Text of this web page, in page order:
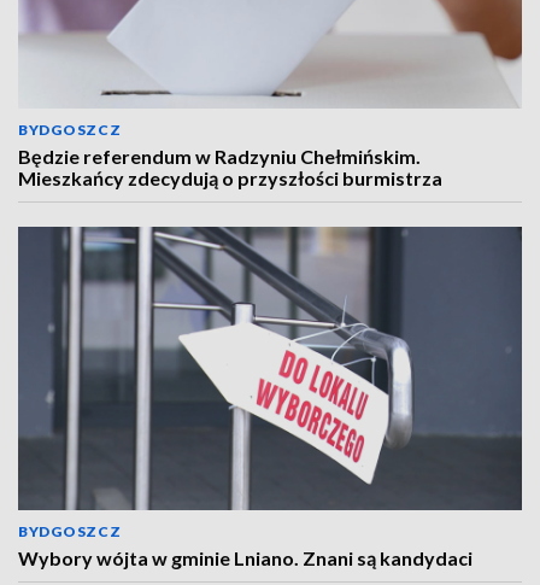
BYDGOSZCZ
Będzie referendum w Radzyniu Chełmińskim.
Mieszkańcy zdecydują o przyszłości burmistrza
BYDGOSZCZ
Wybory wójta w gminie Lniano. Znani są kandydaci